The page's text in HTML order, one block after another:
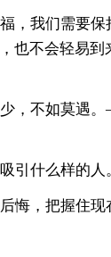
，我们需要
也不会轻易到
少，不如莫遇
引什么样的人
悔，把握住现